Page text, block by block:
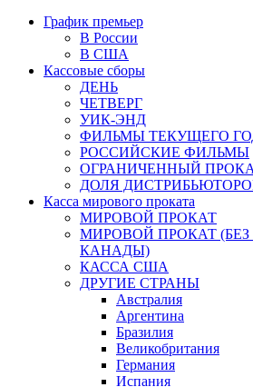
График премьер
В России
В США
Кассовые сборы
ДЕНЬ
ЧЕТВЕРГ
УИК-ЭНД
ФИЛЬМЫ ТЕКУЩЕГО
РОССИЙСКИЕ ФИЛЬМЫ
ОГРАНИЧЕННЫЙ
ДОЛЯ
Касса мирового проката
МИРОВОЙ ПРОКАТ
МИРОВОЙ ПРОКАТ
КАНАДЫ)
КАССА США
ДРУГИЕ СТРАНЫ
Австралия
Аргентина
Бразилия
Великобритания
Германия
Испания